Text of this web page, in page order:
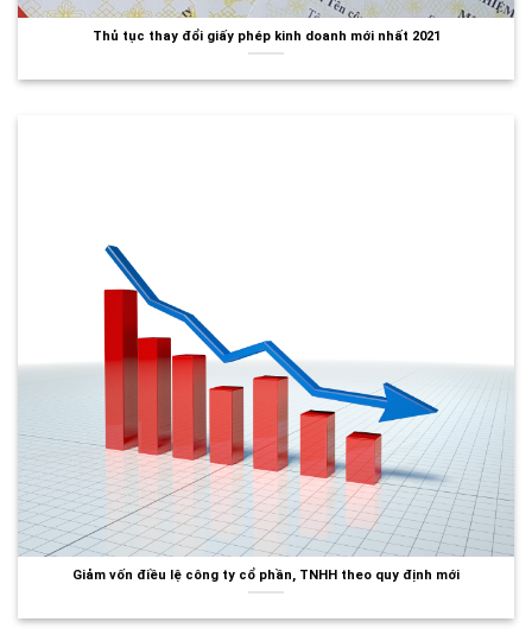
Thủ tục thay đổi giấy phép kinh doanh mới nhất 2021
Giảm vốn điều lệ công ty cổ phần, TNHH theo quy định mới